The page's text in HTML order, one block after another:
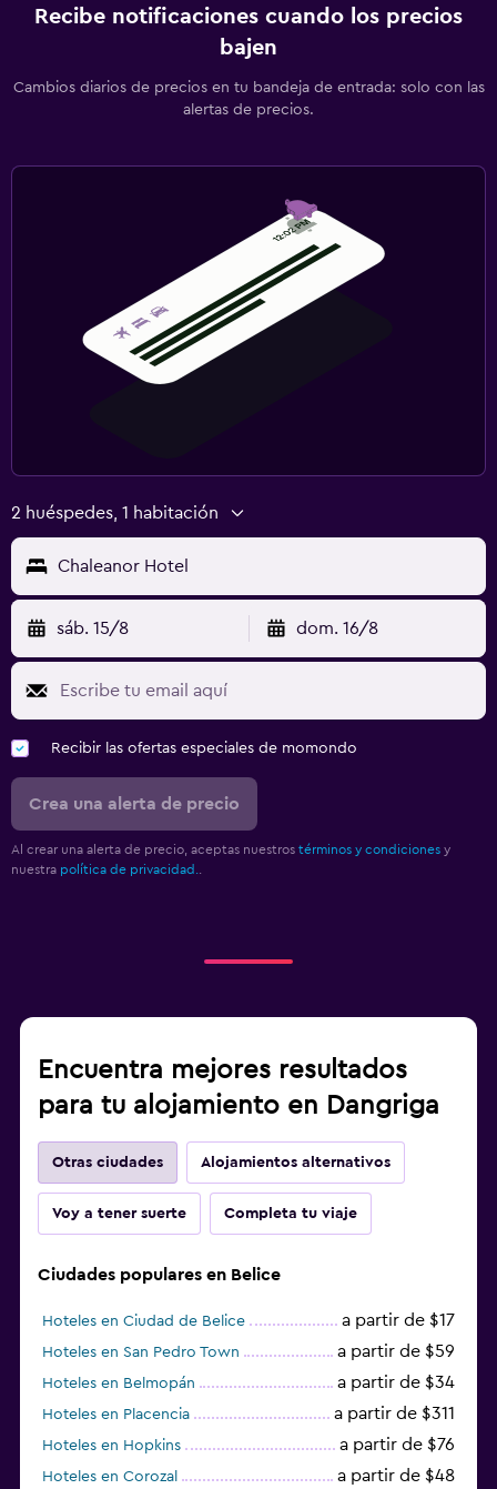
Recibe notificaciones cuando los precios
bajen
Cambios diarios de precios en tu bandeja de entrada: solo con las
alertas de precios.
2 huéspedes, 1 habitación
Chaleanor Hotel
sáb. 15/8 dom. 16/8
Recibir las ofertas especiales de momondo
Crea una alerta de precio
Al crear una alerta de precio, aceptas nuestros términos y condiciones y
nuestra política de privacidad.
Encuentra mejores resultados
para tu alojamiento en Dangriga
Otras ciudades Alojamientos alternativos
Voy a tener suerte Completa tu viaje
Ciudades populares en Belice
Hoteles en Ciudad de Belice a partir de $17
Hoteles en San Pedro Town a partir de $59
Hoteles en Belmopán a partir de $34
Hoteles en Placencia a partir de $311
Hoteles en Hopkins a partir de $76
Hoteles en Corozal a partir de $48